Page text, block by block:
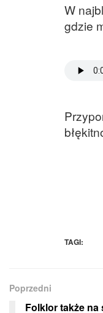
W
gdzie
TAGI:
Poprzedni
Folklor także